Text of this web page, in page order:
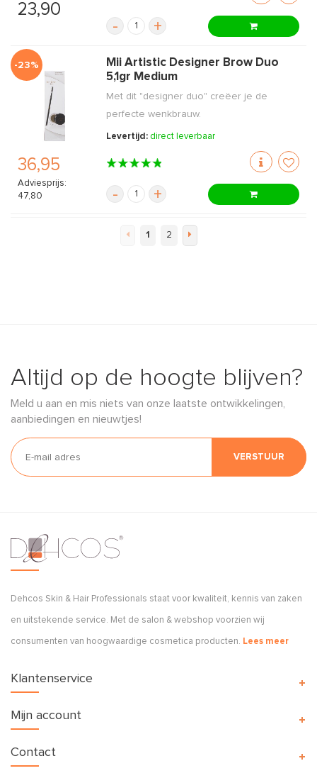
23,90
- +
-23%
36,95
Adviesprijs:
47,80
Mii Artistic Designer Brow Duo
5,1gr Medium
Met dit "designer duo" creëer je de
perfecte wenkbrauw.
Levertijd: direct leverbaar
- +
1 2
Altijd op de hoogte blijven?
Meld u aan en mis niets van onze laatste ontwikkelingen,
aanbiedingen en nieuwtjes!
VERSTUUR
Dehcos Skin & Hair Professionals staat voor kwaliteit, kennis van zaken
en uitstekende service. Met de salon & webshop voorzien wij
consumenten van hoogwaardige cosmetica producten. Lees meer
Klantenservice
Mijn account
Contact